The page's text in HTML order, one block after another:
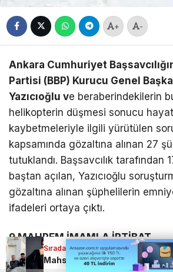
+ -
Ankara Cumhuriyet
Partisi (BBP) Kurucu Genel
Yazıcıoğlu ve beraberindekilerin
helikopterin düşmesi sonucu
kaybetmeleriyle ilgili yürütülen
kapsamında gözaltına alınan 27
tutuklandı. Başsavcılık tarafından
baştan açılan, Yazıcıoğlu
gözaltına alınan şüphelilerin
ifadeleri ortaya çıktı.
9 MAHREM İMAMLA İRTİBAT
Sivil Kaza Kırım ekibinde görevli
Sıradaki Haber